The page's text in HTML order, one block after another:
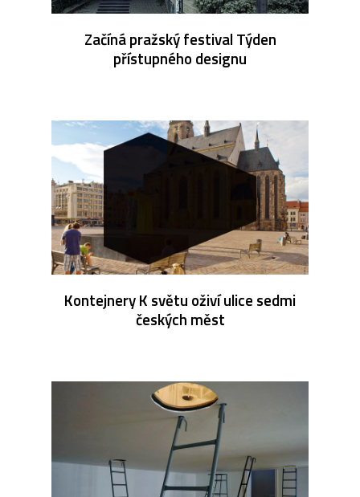
Začíná pražský festival Týden
přístupného designu
Kontejnery K světu oživí ulice sedmi
českých měst